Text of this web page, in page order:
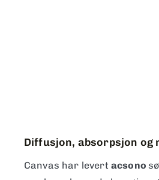
Diffusjon, absorpsjon og
Canvas har levert acsono